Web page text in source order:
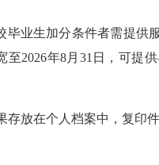
毕业生加分条件者需提供
至2026年8月31日，可提
存放在个人档案中，复印